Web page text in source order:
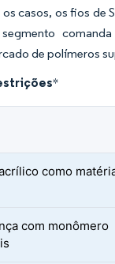
casos, os fios
de polímeros
*
como
com monômero